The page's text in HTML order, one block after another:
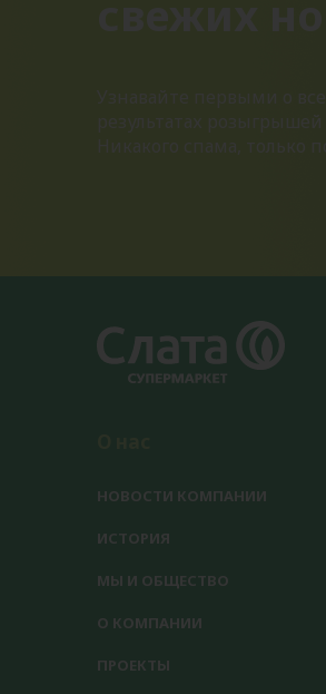
НОВОСТИ КОМПАНИИ
ИСТОРИЯ
МЫ И ОБЩЕСТВО
О КОМПАНИИ
ПРОЕКТЫ